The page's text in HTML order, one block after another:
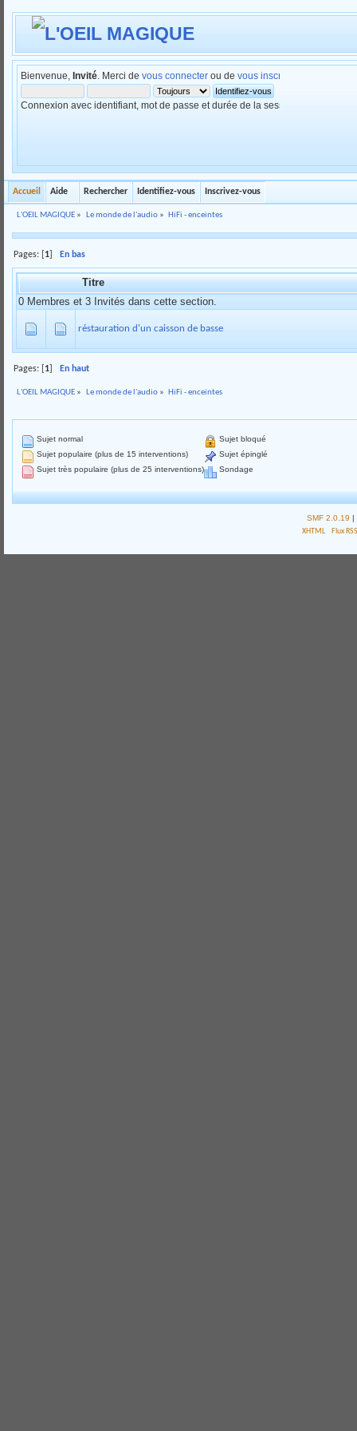
Bienvenue, Invité. Merci de vous connecterou de vous inscrire
Connexion avec identifiant, mot de passe et durée de la session
Accueil Aide Rechercher Identifiez-vous Inscrivez-vous
L'OEIL MAGIQUE » Le monde de l'audio» HiFi - enceintes
Pages: [ 1 En bas
Titre
0 Membres et 3 Invités dans cette section.
réstauration d'un caisson de basse
Pages: [ 1 En haut
L'OEIL MAGIQUE » Le monde de l'audio» HiFi - enceintes
Sujet normal
Sujet populaire (plus de 15 interventions)
Sujet très populaire (plus de 25 interventions)
Sujet bloqué
Sujet épinglé
Sondage
SMF 2.0.19 |
XHTML
Flux RSS